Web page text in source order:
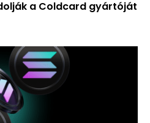
a Coldcard gyártóját